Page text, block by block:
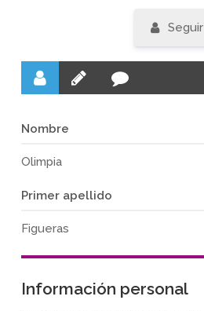
Seguir
Nombre
Olimpia
Primer apellido
Figueras
Información personal